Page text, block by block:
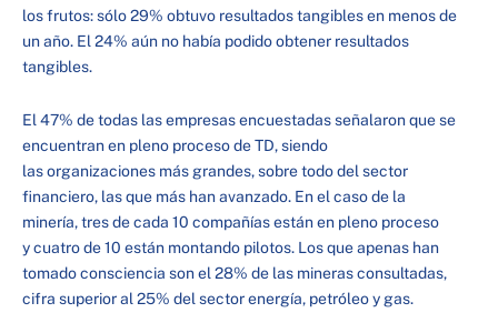
los frutos: sólo 29% obtuvo resultados tangibles en menos de
un año. El 24% aún no había podido obtener resultados
tangibles.
El 47% de todas las empresas encuestadas señalaron que se
encuentran en pleno proceso de TD, siendo
las organizaciones más grandes, sobre todo del sector
financiero, las que más han avanzado. En el caso de la
minería, tres de cada 10 compañías están en pleno proceso
y cuatro de 10 están montando pilotos. Los que apenas han
tomado consciencia son el 28% de las mineras consultadas,
cifra superior al 25% del sector energía, petróleo y gas.